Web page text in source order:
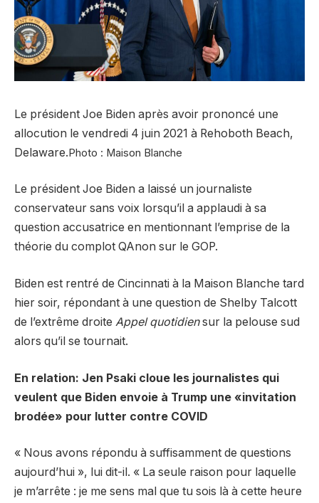
Le président Joe Biden après avoir prononcé une
allocution le vendredi 4 juin 2021 à Rehoboth Beach,
Delaware.Photo : Maison Blanche
Le président Joe Biden a laissé un journaliste
conservateur sans voix lorsqu’il a applaudi à sa
question accusatrice en mentionnant l’emprise de la
théorie du complot QAnon sur le GOP.
Biden est rentré de Cincinnati à la Maison Blanche tard
hier soir, répondant à une question de Shelby Talcott
de l’extrême droite Appel quotidiensur la pelouse sud
alors qu’il se tournait.
En relation: Jen Psaki cloue les journalistes qui
veulent que Biden envoie à Trump une «invitation
brodée» pour lutter contre COVID
« Nous avons répondu à suffisamment de questions
aujourd’hui », lui dit-il. « La seule raison pour laquelle
je m’arrête : je me sens mal que tu sois là à cette heure